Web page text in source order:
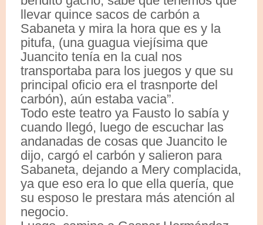
llevar quince sacos de carbón a
Sabaneta y mira la hora que es y la
pitufa, (una guagua viejísima que
Juancito tenía en la cual nos
transportaba para los juegos y que su
principal oficio era el trasnporte del
carbón), aún estaba vacia”.
Todo este teatro ya Fausto lo sabía y
cuando llegó, luego de escuchar las
andanadas de cosas que Juancito le
dijo, cargó el carbón y salieron para
Sabaneta, dejando a Mery complacida,
ya que eso era lo que ella quería, que
su esposo le prestara más atención al
negocio.